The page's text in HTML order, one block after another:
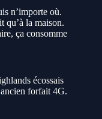
n’importe où.
qu’à la maison.
ça consomme
écossais
forfait 4G.